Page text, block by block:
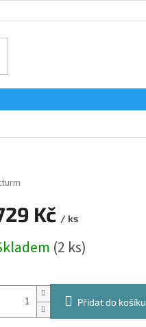
Kč / ks
(2 ks)
Přidat do košíku